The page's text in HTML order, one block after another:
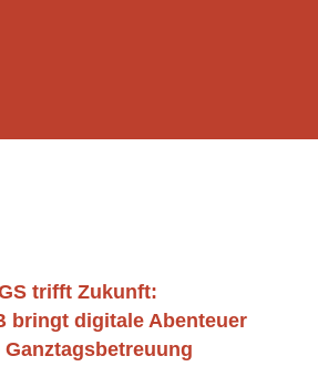
trifft Zukunft:
bringt digitale Abenteuer
Ganztagsbetreuung